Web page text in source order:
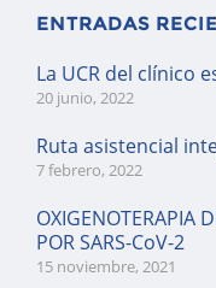
ENTRADAS
La UCR del clínico
20 junio, 2022
Ruta asistencial
7 febrero, 2022
OXIGENOTERAPIA
POR SARS-CoV-2
15 noviembre, 2021